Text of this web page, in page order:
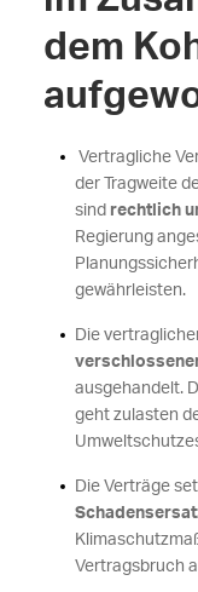
dem
Vertragliche
der Tragweite
sind rechtlich
Regierung
gewährleisten.
Die
ausgehandelt.
geht zulasten
Die Verträge
Vertragsbruch